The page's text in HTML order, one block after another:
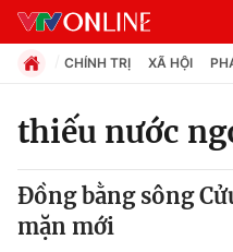
Chuyên mục
Chính trị
CHÍNH TRỊ XÃ HỘI
thiếu nước
Đồng bằng sông
mặn mới